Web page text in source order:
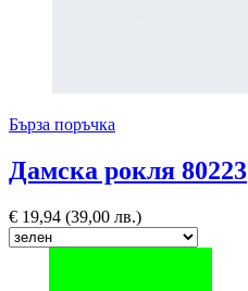
Бърза поръчка
Дамска рокля 80223
€ 19,94 (39,00 лв.)